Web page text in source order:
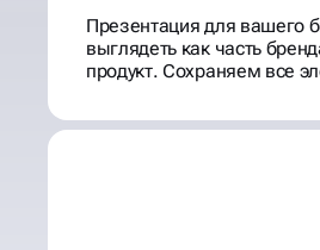
Презентация для вашего
выглядеть как часть
продукт. Сохраняем все